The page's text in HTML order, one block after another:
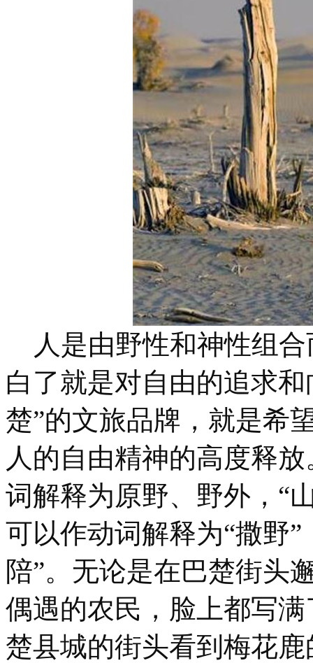
人是由野性和神性组合
白了就是对自由的追求
楚”的文旅品牌，就是希
人的自由精神的高度释
词解释为原野、野外，“
可以作动词解释为“撒野
陪”。无论是在巴楚街头
偶遇的农民，脸上都写
楚县城的街头看到梅花